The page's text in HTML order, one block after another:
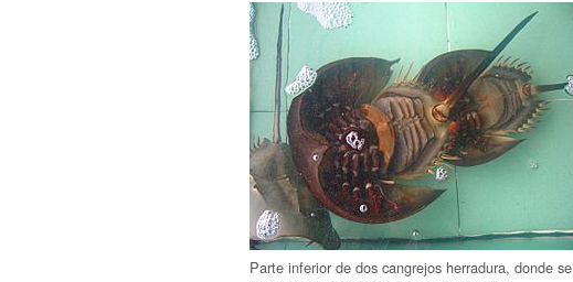
Parte inferior de dos cangrejos herradura, donde se